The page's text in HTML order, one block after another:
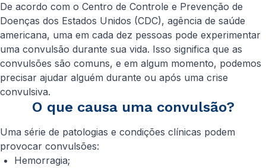
De acordo com o Centro de Controle e Prevenção de
Doenças dos Estados Unidos (CDC), agência de saúde
americana, uma em cada dez pessoas pode experimentar
uma convulsão durante sua vida. Isso significa que as
convulsões são comuns, e em algum momento, podemos
precisar ajudar alguém durante ou após uma crise
convulsiva.
O que causa uma convulsão?
Uma série de patologias e condições clínicas podem
provocar convulsões:
Hemorragia;